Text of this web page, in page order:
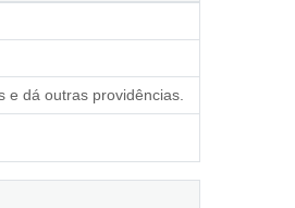
e dá outras providências.